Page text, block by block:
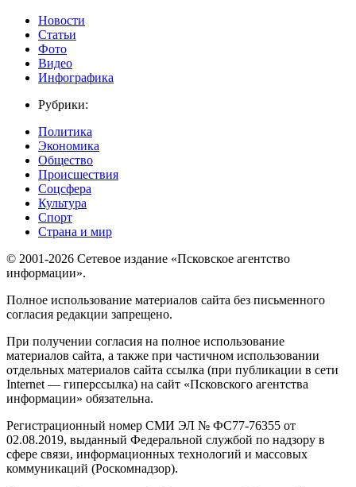
Новости
Статьи
Фото
Видео
Инфографика
Рубрики:
Политика
Экономика
Общество
Происшествия
Соцсфера
Культура
Спорт
Страна и мир
© 2001-2026 Сетевое издание «Псковское агентство
информации».
Полное использование материалов сайта без письменного
согласия редакции запрещено.
При получении согласия на полное использование
материалов сайта, а также при частичном использовании
отдельных материалов сайта ссылка (при публикации в сети
Internet — гиперссылка) на сайт «Псковского агентства
информации» обязательна.
Регистрационный номер СМИ ЭЛ № ФС77-76355 от
02.08.2019, выданный Федеральной службой по надзору в
сфере связи, информационных технологий и массовых
коммуникаций (Роскомнадзор).